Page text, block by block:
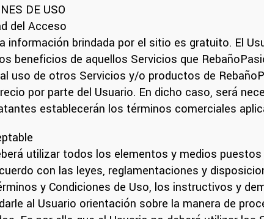
DE USO
del Acceso
información brindada por el sitio es gratuito. El
beneficios de aquellos Servicios que
uso de otros Servicios y/o productos de
por parte del Usuario. En dicho caso, será
establecerán los términos comerciales
utilizar todos los elementos y medios
con las leyes, reglamentaciones y
y Condiciones de Uso, los instructivos y
al Usuario orientación sobre la manera de